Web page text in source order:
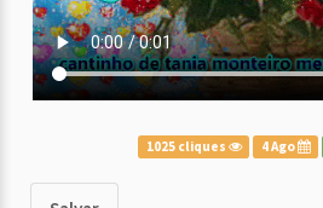
1025 cliques 4 Ago